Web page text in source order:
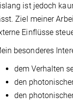
ist jedoch
Ziel meiner
Einflüsse
besonderes
dem Verhalten
den
den